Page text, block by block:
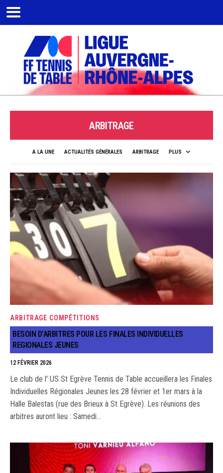
ARBITRAGE
A LA UNE ACTUALITÉS GÉNÉRALES ARBITRAGE PLUS
ARBITRAGE COMPÉTITIONS
BESOIN D’ARBITRES POUR LES FINALES INDIVIDUELLES
REGIONALES JEUNES
12 FÉVRIER 2026
Le club de l' US St Egrève Tennis de Table accueillera les Finales
Individuelles Régionales Jeunes les 28 février et 1er mars à la
Halle Balestas (rue des Brieux à St Egrève). Les réunions des
arbitres auront lieu : Samedi…